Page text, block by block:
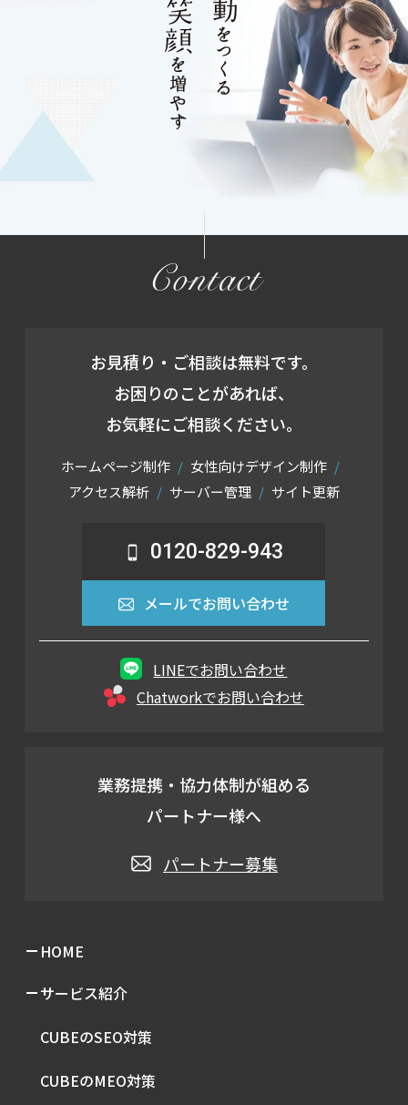
Contact
お見積り・ご相談は無料です。
お困りのことがあれば、
お気軽にご相談ください。
ホームページ制作
女性向けデザイン制作
アクセス解析
サーバー管理 サイト更新
0120-829-943
メールでお問い合わせ
LINEでお問い合わせ
Chatworkでお問い合わせ
業務提携・協力体制が組める
パートナー様へ
パートナー募集
HOME
サービス紹介
CUBEのSEO対策
CUBEのMEO対策